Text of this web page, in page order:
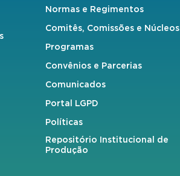
Normas e Regimentos
Comitês, Comissões e Núcleos
Programas
Convênios e Parcerias
Comunicados
Portal LGPD
Políticas
Repositório Institucional de
Produção